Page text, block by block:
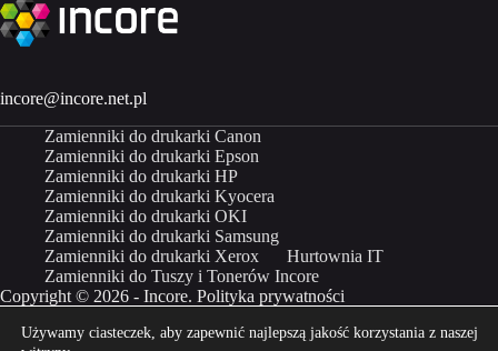
incore@incore.net.pl
Zamienniki do drukarki Canon
Zamienniki do drukarki Epson
Zamienniki do drukarki HP
Zamienniki do drukarki Kyocera
Zamienniki do drukarki OKI
Zamienniki do drukarki Samsung
Zamienniki do drukarki Xerox
Hurtownia IT
Zamienniki do Tuszy i Tonerów Incore
Copyright © 2026 - Incore. Polityka prywatności
Właścicielem marki Incore jest Incom Group SA
Używamy ciasteczek, aby zapewnić najlepszą jakość korzystania z naszej